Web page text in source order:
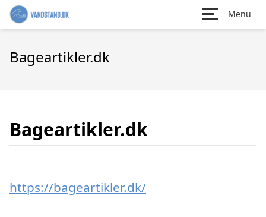
Menu
Bageartikler.dk
Bageartikler.dk
https://bageartikler.dk/